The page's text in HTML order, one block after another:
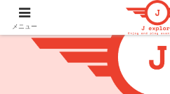
メニュー